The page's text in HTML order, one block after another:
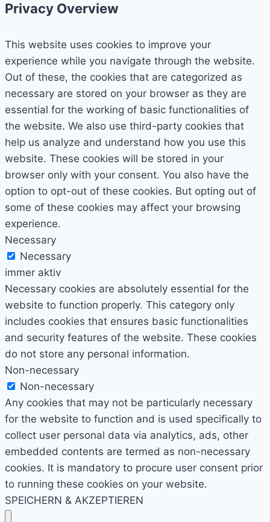
Privacy Overview
This website uses cookies to improve your
experience while you navigate through the website.
Out of these, the cookies that are categorized as
necessary are stored on your browser as they are
essential for the working of basic functionalities of
the website. We also use third-party cookies that
help us analyze and understand how you use this
website. These cookies will be stored in your
browser only with your consent. You also have the
option to opt-out of these cookies. But opting out of
some of these cookies may affect your browsing
experience.
Necessary
Necessary
immer aktiv
Necessary cookies are absolutely essential for the
website to function properly. This category only
includes cookies that ensures basic functionalities
and security features of the website. These cookies
do not store any personal information.
Non-necessary
Non-necessary
Any cookies that may not be particularly necessary
for the website to function and is used specifically to
collect user personal data via analytics, ads, other
embedded contents are termed as non-necessary
cookies. It is mandatory to procure user consent prior
to running these cookies on your website.
SPEICHERN & AKZEPTIEREN